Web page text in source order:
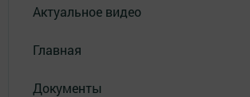
Актуальное видео
Главная
Документы